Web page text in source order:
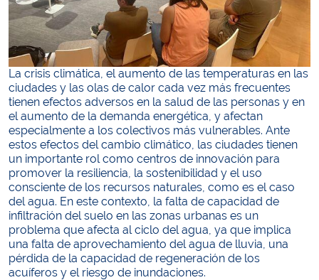
La crisis climática, el aumento de las temperaturas en las
ciudades y las olas de calor cada vez más frecuentes
tienen efectos adversos en la salud de las personas y en
el aumento de la demanda energética, y afectan
especialmente a los colectivos más vulnerables. Ante
estos efectos del cambio climático, las ciudades tienen
un importante rol como centros de innovación para
promover la resiliencia, la sostenibilidad y el uso
consciente de los recursos naturales, como es el caso
del agua. En este contexto, la falta de capacidad de
infiltración del suelo en las zonas urbanas es un
problema que afecta al ciclo del agua, ya que implica
una falta de aprovechamiento del agua de lluvia, una
pérdida de la capacidad de regeneración de los
acuíferos y el riesgo de inundaciones.